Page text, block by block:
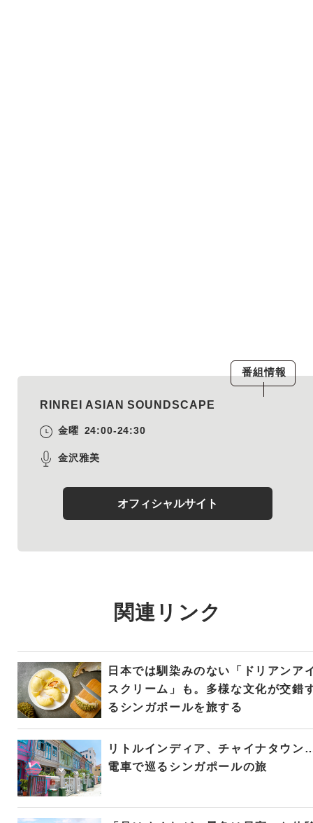
番組情報
RINREI ASIAN SOUNDSCAPE
金曜 24:00-24:30
金沢雅美
オフィシャルサイト
関連リンク
日本では馴染みのない「ドリアンア
スクリーム」も。多様な文化が交錯
るシンガポールを旅する
リトルインディア、チャイナタウン
電車で巡るシンガポールの旅